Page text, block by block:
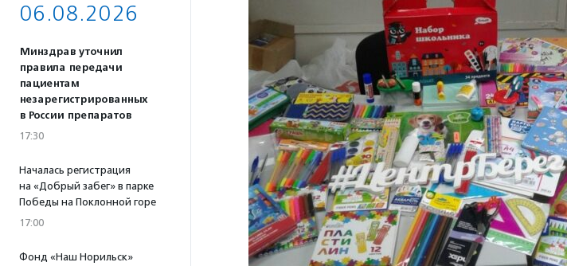
06.08.2026
Минздрав уточнил
правила передачи
пациентам
незарегистрированных
в России препаратов
17:30
Началась регистрация
на «Добрый забег» в парке
Победы на Поклонной горе
17:00
Фонд «Наш Норильск»